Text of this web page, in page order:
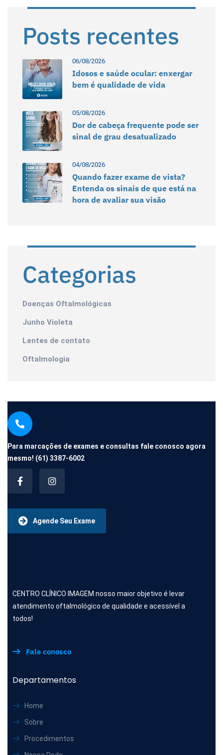
Posts recentes
06/08/2026
Idosos e saúde ocular: enxergar
bem é qualidade de vida
05/08/2026
Dor de cabeça frequente pode ser
sinal de grau desatualizado
04/08/2026
Quando fazer exame de vista?
Entenda os sinais de que está na
hora de avaliar sua visão
Categorias
Doenças Oftalmológicas
Junho Violeta
Lentes de contato
Oftalmologia
Para marcações de exames e consultas fale conosco agora
mesmo! (61) 3387-6002
Agende Seu Exame
CENTRO CLÍNICO IMAGEM nosso maior objetivo é levar
atendimento oftalmológico de qualidade e acessível a
todos!
Fale conosco
Departamentos
Home
Sobre
Procedimentos